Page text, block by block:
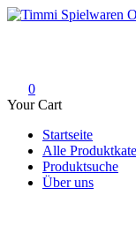
Skip
0
Your Cart
Startseite
Alle
Produktsuche
Über uns